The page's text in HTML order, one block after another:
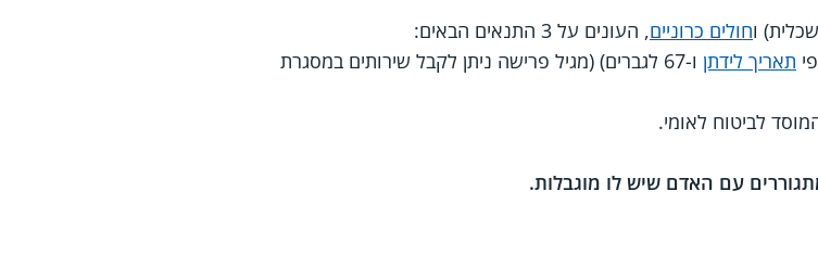
וחולים כרוניים, העונים על 3 התנאים הבאים:
תאריך לידתן ו-67 לגברים) (מגיל פרישה ניתן לקבל שירותים במסגרת
לביטוח לאומי.
עם האדם שיש לו מוגבלות.